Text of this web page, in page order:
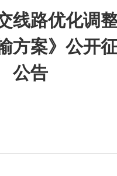
线路优化调
方案》公开
公告